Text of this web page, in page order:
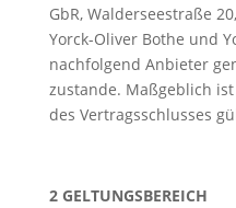
GbR, Walderseestraße
Yorck-Oliver Bothe und
nachfolgend Anbieter
zustande. Maßgeblich
des Vertragsschlusses
2 GELTUNGSBEREICH